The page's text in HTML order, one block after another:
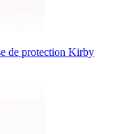
de protection Kirby